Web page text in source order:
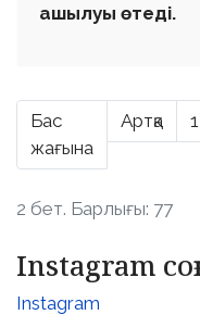
ашылуы өтеді.
Бас
жағына
Артқа 1
2 бет. Барлығы: 77
Instagram
Instagram